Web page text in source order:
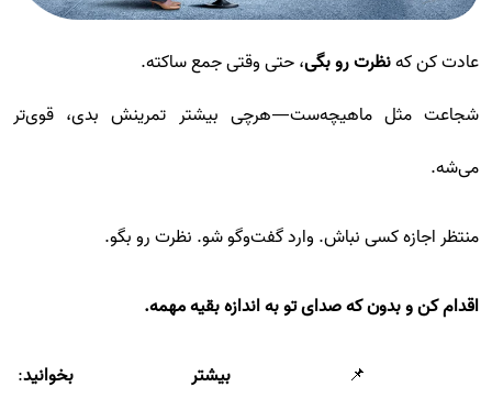
عادت کن کهنظرت رو بگی، حتی وقتی جمع ساکته.
شجاعت مثل ماهیچه‌ست—هرچی بیشتر تمرینش بدی، قوی‌تر
می‌شه.
منتظر اجازه کسی نباش. وارد گفت‌وگو شو. نظرت رو بگو.
اقدام کن و بدون که صدای تو به اندازه بقیه مهمه.
📌 بیشتر بخوانید: